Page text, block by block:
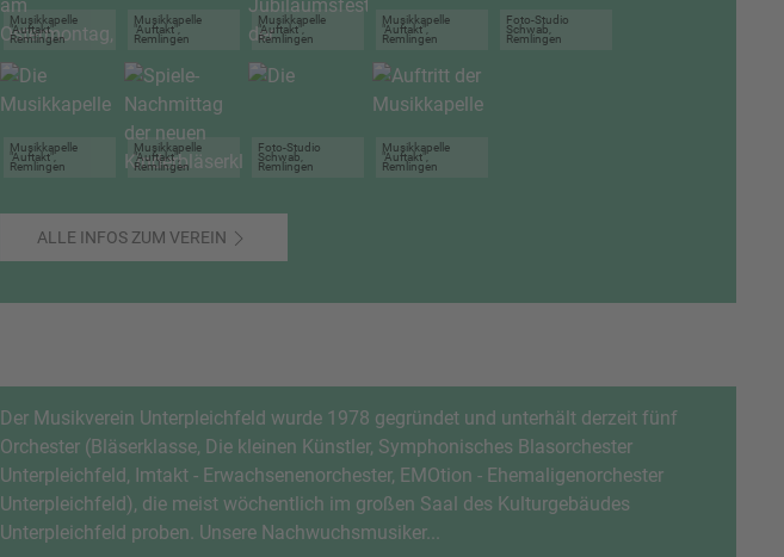
Musikkapelle
"Auftakt",
Remlingen
Musikkapelle
"Auftakt",
Remlingen
Musikkapelle
"Auftakt",
Remlingen
Musikkapelle
"Auftakt",
Remlingen
Foto-Studio
Schwab,
Remlingen
Musikkapelle
"Auftakt",
Remlingen
Musikkapelle
"Auftakt",
Remlingen
Foto-Studio
Schwab,
Remlingen
Musikkapelle
"Auftakt",
Remlingen
ALLE INFOS ZUM VEREIN
Der Musikverein Unterpleichfeld wurde 1978 gegründet und unterhält derzeit fünf
Orchester (Bläserklasse, Die kleinen Künstler, Symphonisches Blasorchester
Unterpleichfeld, Imtakt - Erwachsenenorchester, EMOtion - Ehemaligenorchester
Unterpleichfeld), die meist wöchentlich im großen Saal des Kulturgebäudes
Unterpleichfeld proben. Unsere Nachwuchsmusiker...